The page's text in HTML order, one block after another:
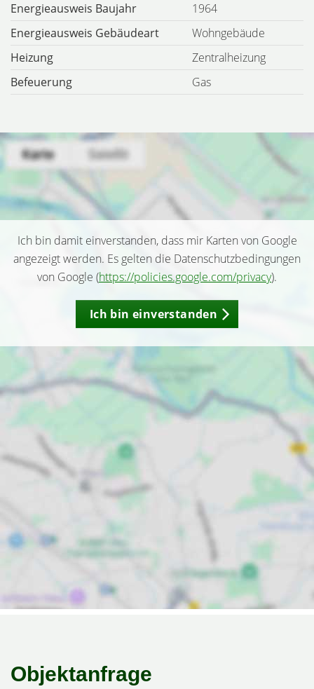
Energieausweis Baujahr
1964
Energieausweis Gebäudeart
Wohngebäude
Heizung
Zentralheizung
Befeuerung
Gas
Ich bin damit einverstanden, dass mir Karten von Google
angezeigt werden. Es gelten die Datenschutzbedingungen
von Google (https://policies.google.com/privacy).
Ich bin einverstanden
Objektanfrage